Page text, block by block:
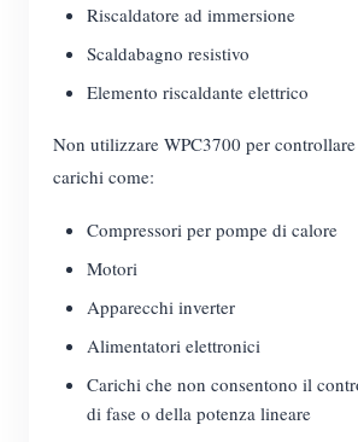
Riscaldatore ad immersione
Scaldabagno resistivo
Elemento riscaldante elettrico
Non utilizzare WPC3700 per
carichi come:
Compressori per pompe di calore
Motori
Apparecchi inverter
Alimentatori elettronici
Carichi che non consentono il
di fase o della potenza lineare